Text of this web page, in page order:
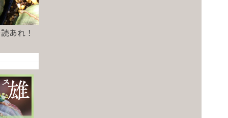
あれ！